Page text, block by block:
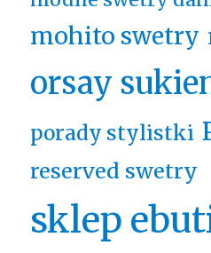
mohito swetry
orsay
porady stylistki
reserved swetry
sklep